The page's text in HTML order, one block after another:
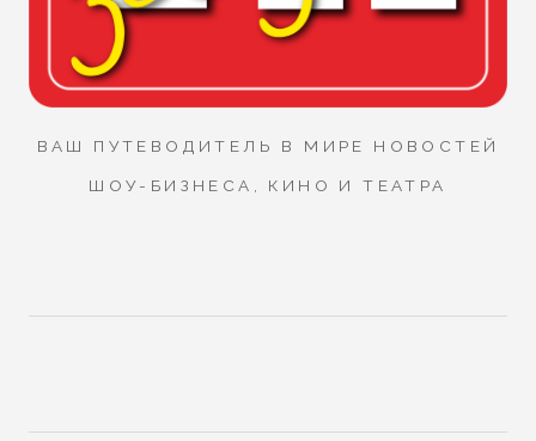
ВАШ ПУТЕВОДИТЕЛЬ В МИРЕ НОВОСТЕЙ
ШОУ-БИЗНЕСА, КИНО И ТЕАТРА